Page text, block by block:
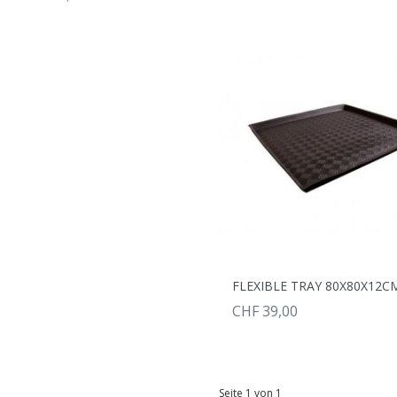
FLEXIBLE TRAY
CHF 39,00
Seite 1 von 1